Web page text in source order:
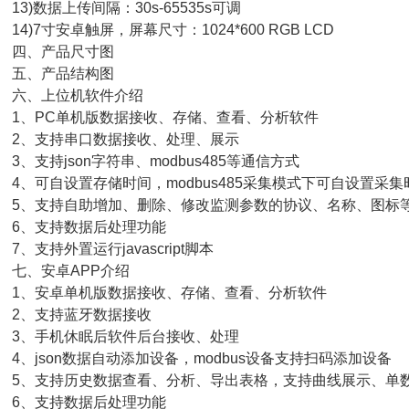
数据上传间隔：30s-65535s可调
寸安卓触屏，屏幕尺寸：1024*600 RGB LCD
产品尺寸图
产品结构图
上位机软件介绍
PC单机版数据接收、存储、查看、分析软件
支持串口数据接收、处理、展示
支持json字符串、modbus485等通信方式
可自设置存储时间，modbus485采集模式下可自设置采集
支持自助增加、删除、修改监测参数的协议、名称、图标
支持数据后处理功能
支持外置运行javascript脚本
安卓APP介绍
安卓单机版数据接收、存储、查看、分析软件
支持蓝牙数据接收
手机休眠后软件后台接收、处理
json数据自动添加设备，modbus设备支持扫码添加设备
支持历史数据查看、分析、导出表格，支持曲线展示、单数
支持数据后处理功能